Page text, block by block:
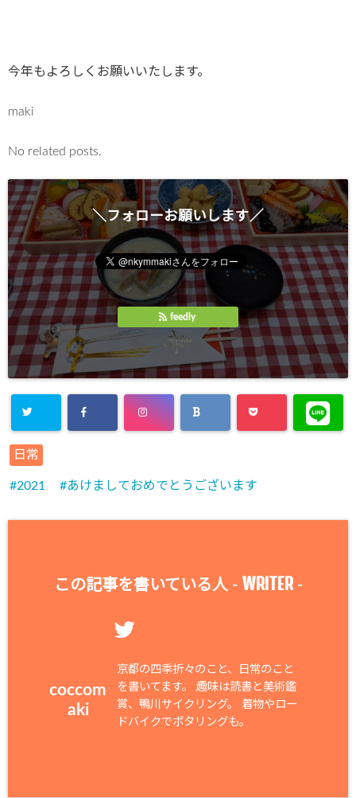
今年もよろしくお願いいたします。
maki
No related posts.
＼フォローお願いします／
feedly
日常
2021 あけましておめでとうございます
この記事を書いている人 - WRITER-
coccom
aki
京都の四季折々のこと、日常のこと
を書いてます。 趣味は読書と美術鑑
賞、鴨川サイクリング。 着物やロー
ドバイクでポタリングも。